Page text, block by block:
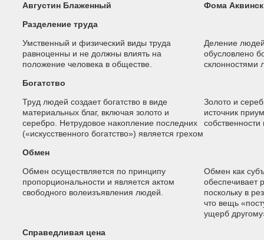
Августин Блаженный
Фома
Разделение труда
Умственный и физический виды труда
равноценны и не должны влиять на
положение человека в обществе.
Деление
обусловлено
склонностями
Богатство
Труд людей создает богатство в виде
материальных благ, включая золото и
серебро. Нетрудовое накопление последних
(«искусственного богатство») является грехом
Золото и
источник
собственности
Обмен
Обмен осуществляется по принципу
пропорциональности и является актом
свободного волеизъявления людей.
Обмен как
обеспечивает
поскольку в
что вещь
ущерб
Справедливая цена